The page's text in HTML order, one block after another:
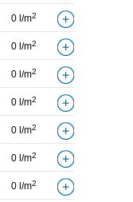
0 l/m2
0 l/m2
0 l/m2
0 l/m2
0 l/m2
0 l/m2
0 l/m2